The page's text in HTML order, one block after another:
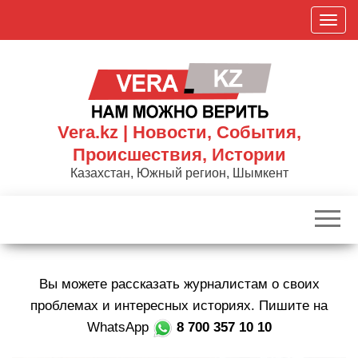
П
о
к
р
Vera.kz | Новости, События,
Происшествия, Истории
Казахстан, Южный регион, Шымкент
Вы можете рассказать журналистам о своих
проблемах и интересных историях. Пишите на
WhatsApp
8 700 357 10 10